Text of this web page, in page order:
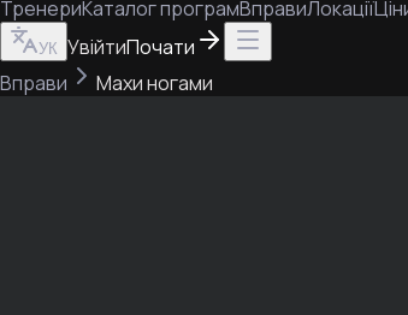
ТренериКаталог програмВправиЛокації
УК УвійтиПочати
Вправи
Махи ногами